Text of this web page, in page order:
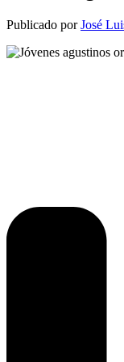
Publicado porJosé